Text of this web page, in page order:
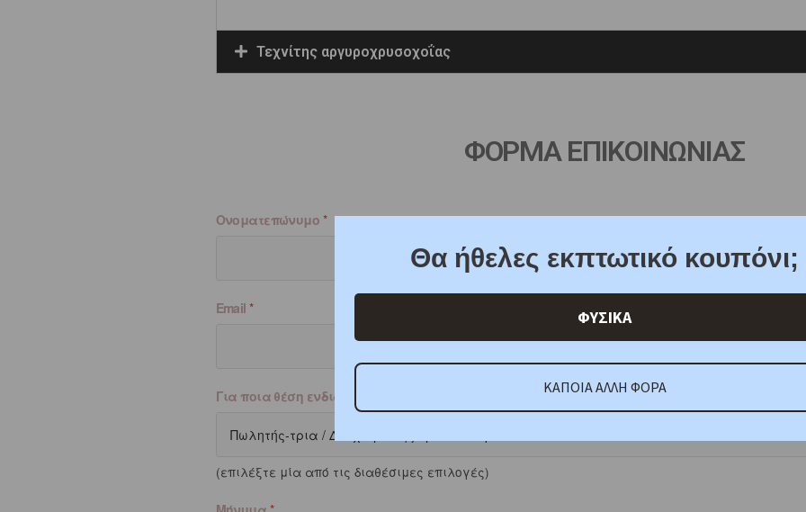
Τεχνίτης αργυροχρυσοχοΐας
ΦΟΡΜΑ ΕΠΙΚΟΙΝΩΝΙΑΣ
Ονοματεπώνυμο *
Email*
Για ποια θέση ενδιαφέρεστε;
(επιλέξτε μία από τις διαθέσιμες επιλογές)
Θα ήθελες εκπτωτικό κουπόνι;
ΦΥΣΙΚΑ
ΚΑΠΟΙΑ ΑΛΛΗ ΦΟΡΑ